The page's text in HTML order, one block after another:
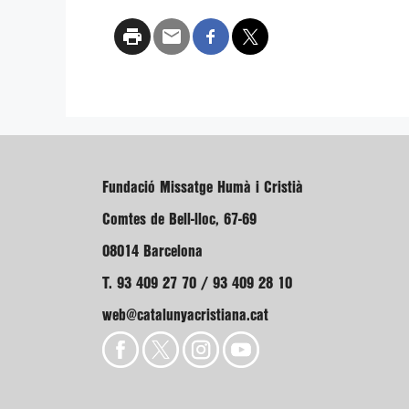
Fundació Missatge Humà i Cristià
Comtes de Bell-lloc, 67-69
08014 Barcelona
T. 93 409 27 70 / 93 409 28 10
web@catalunyacristiana.cat